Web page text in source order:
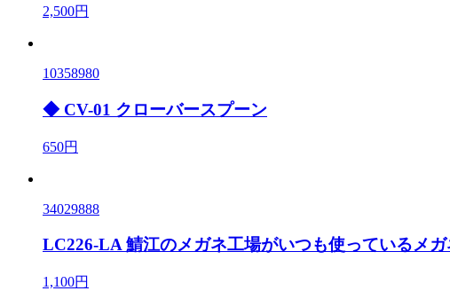
2,500円
10358980
◆ CV-01 クローバースプーン
650円
34029888
LC226-LA 鯖江のメガネ工場がいつも使っているメ
1,100円